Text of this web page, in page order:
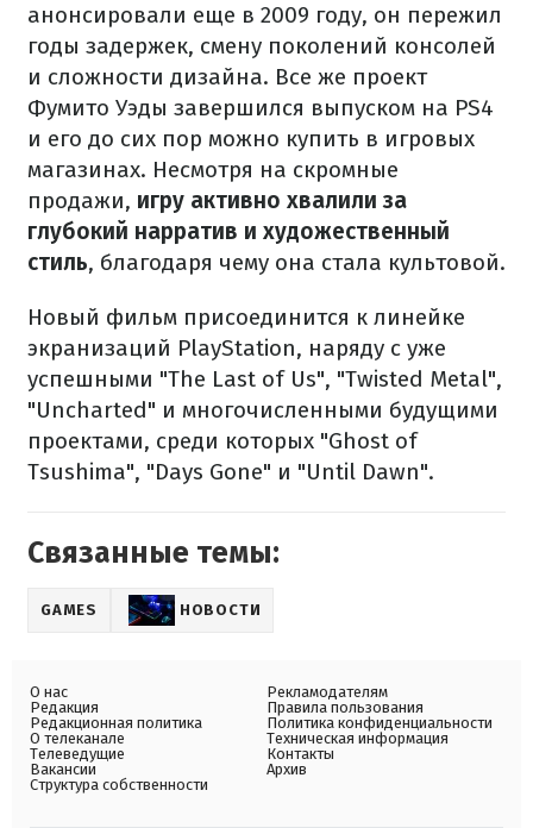
анонсировали еще в 2009 году, он пережил
годы задержек, смену поколений консолей
и сложности дизайна. Все же проект
Фумито Уэды завершился выпуском на PS4
и его до сих пор можно купить в игровых
магазинах. Несмотря на скромные
продажи, игру активно хвалили за
глубокий нарратив и художественный
стиль, благодаря чему она стала культовой.
Новый фильм присоединится к линейке
экранизаций PlayStation, наряду с уже
успешными "The Last of Us", "Twisted Metal",
"Uncharted" и многочисленными будущими
проектами, среди которых "Ghost of
Tsushima", "Days Gone" и "Until Dawn".
Связанные темы:
GAMES НОВОСТИ
О нас
Редакция
Редакционная политика
О телеканале
Телеведущие
Вакансии
Структура собственности
Рекламодателям
Правила пользования
Политика конфиденциальности
Техническая информация
Контакты
Архив